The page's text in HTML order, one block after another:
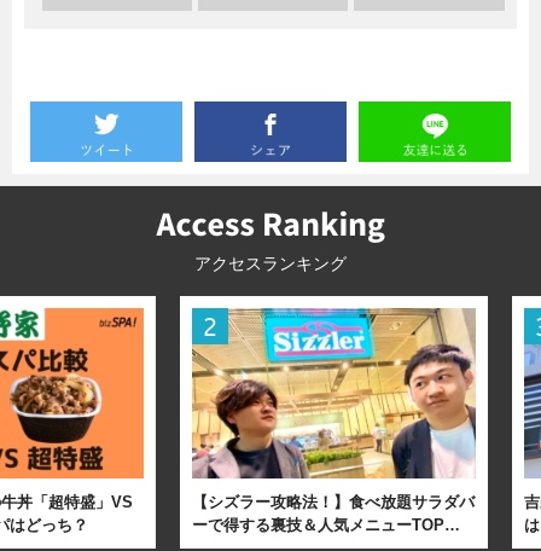
連載一覧
アクセスランキング
丼「超特盛」VS
はどっち？
【シズラー攻略法！】食べ放題サラダバ
ーで得する裏技＆人気メニューTOP…